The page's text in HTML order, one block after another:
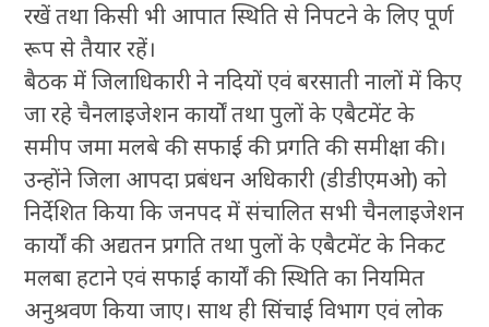
रखें तथा किसी भी आपात स्थिति से निपटने के लिए पूर्ण
रूप से तैयार रहें।
बैठक में जिलाधिकारी ने नदियों एवं बरसाती नालों में किए
जा रहे चैनलाइजेशन कार्यों तथा पुलों के एबैटमेंट के
समीप जमा मलबे की सफाई की प्रगति की समीक्षा की।
उन्होंने जिला आपदा प्रबंधन अधिकारी (डीडीएमओ) को
निर्देशित किया कि जनपद में संचालित सभी चैनलाइजेशन
कार्यों की अद्यतन प्रगति तथा पुलों के एबैटमेंट के निकट
मलबा हटाने एवं सफाई कार्यों की स्थिति का नियमित
अनुश्रवण किया जाए। साथ ही सिंचाई विभाग एवं लोक